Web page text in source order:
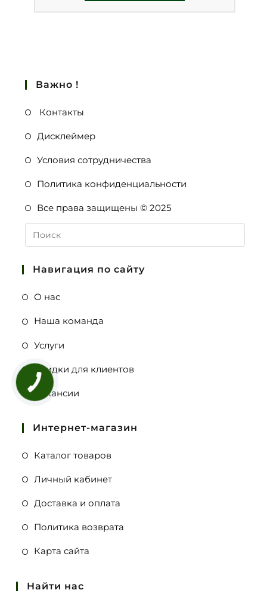
Важно !
Контакты
Дисклеймер
Условия сотрудничества
Политика конфиденциальности
Все права защищены © 2025
Навигация по сайту
О нас
Наша команда
Услуги
Скидки для клиентов
Вакансии
Интернет-магазин
Каталог товаров
Личный кабинет
Доставка и оплата
Политика возврата
Карта сайта
Найти нас